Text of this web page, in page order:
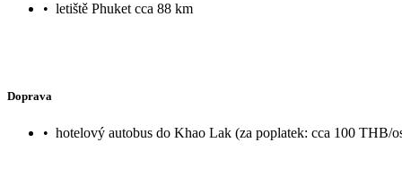
• letiště Phuket cca 88 km
Doprava
• hotelový autobus do Khao Lak (za poplatek: cca 100 THB/